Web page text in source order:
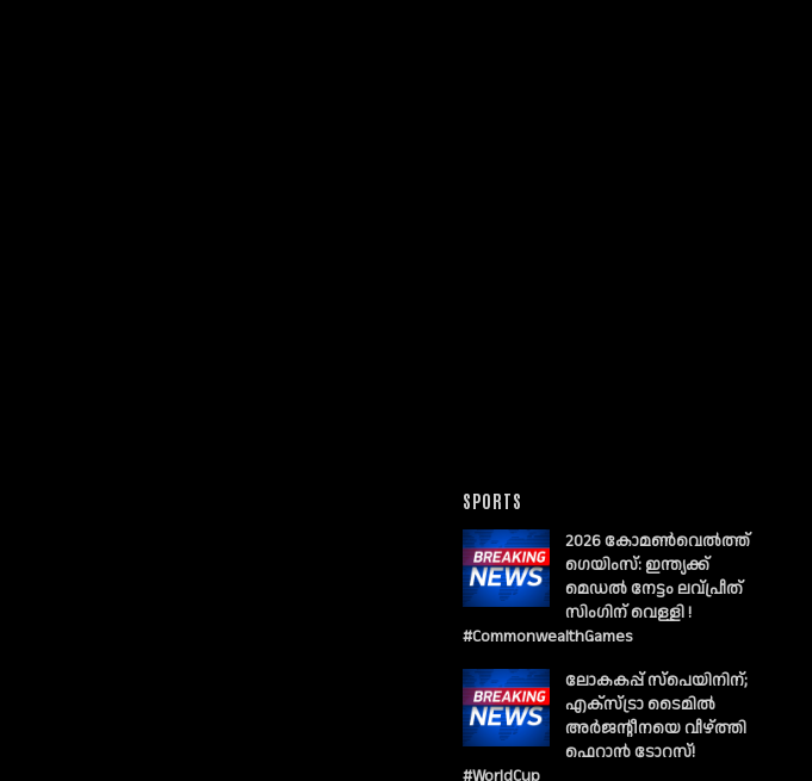
SPORTS
2026 കോമൺവെൽത്ത്
ഗെയിംസ്: ഇന്ത്യക്ക്
മെഡൽ നേട്ടം ലവ്പ്രീത്
സിംഗിന് വെള്ളി !
#CommonwealthGames
ലോകകപ്പ് സ്പെയിനിന്;
എക്സ്ട്രാ ടൈമിൽ
അർജന്റീനയെ വീഴ്ത്തി
ഫെറാൻ ടോറസ്!
#WorldCup